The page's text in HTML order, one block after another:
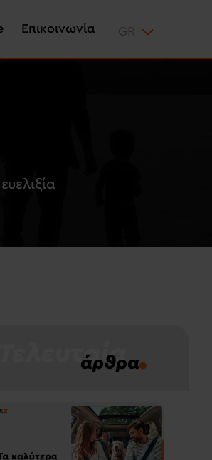
Επικοινωνία
ευελιξία
Τελευταία
άρθρα.